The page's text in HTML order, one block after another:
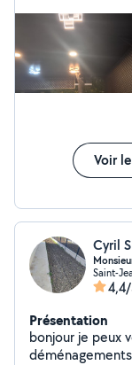
Voir
Cyril S
Présentation
bonjour je peux